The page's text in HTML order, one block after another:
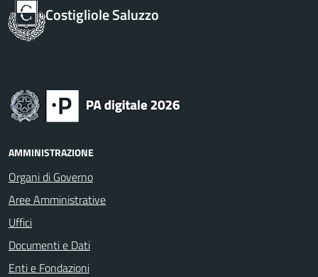
Costigliole Saluzzo
AMMINISTRAZIONE
Organi di Governo
Aree Amministrative
Uffici
Documenti e Dati
Enti e Fondazioni